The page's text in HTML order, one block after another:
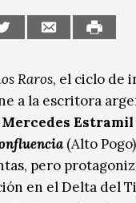
Raros, el ciclo de
a la escritora
Mercedes Estramil
(Alto
pero
en el Delta del